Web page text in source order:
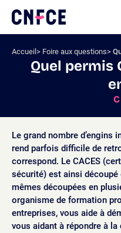
contenu
Logo
site
Accueil Foire aux questions
Quel permis
Le grand nombre d’engins
rend parfois difficile de
correspond. Le CACES
sécurité) est ainsi découpé
mêmes découpées en
organisme de formation
entreprises, vous aide à
vous aidant à répondre à la